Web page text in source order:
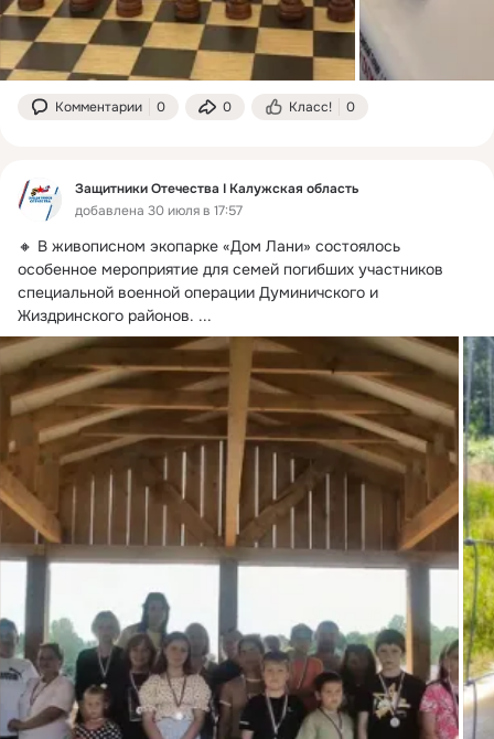
Комментарии 0 0 Класс! 0
Защитники Отечества I Калужская область
добавлена 30 июля в 17:57
🔸 В живописном экопарке «Дом Лани» состоялось
особенное мероприятие для семей погибших участников
специальной военной операции Думиничского и
Жиздринского районов. ...